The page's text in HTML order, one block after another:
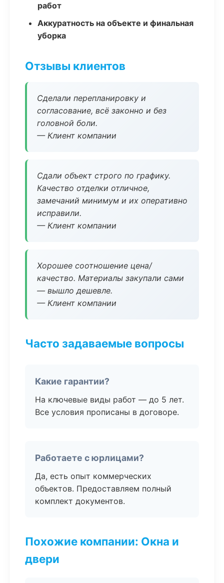
работ
Аккуратность на объекте и финальная
уборка
Отзывы клиентов
Сделали перепланировку и
согласование, всё законно и без
головной боли.
— Клиент компании
Сдали объект строго по графику.
Качество отделки отличное,
замечаний минимум и их оперативно
исправили.
— Клиент компании
Хорошее соотношение цена/
качество. Материалы закупали сами
— вышло дешевле.
— Клиент компании
Часто задаваемые вопросы
Какие гарантии?
На ключевые виды работ — до 5 лет.
Все условия прописаны в договоре.
Работаете с юрлицами?
Да, есть опыт коммерческих
объектов. Предоставляем полный
комплект документов.
Похожие компании: Окна и
двери